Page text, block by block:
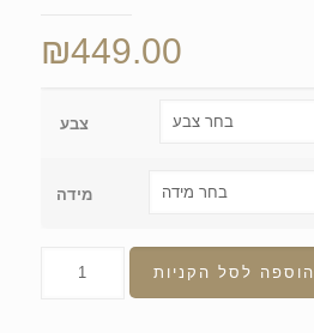
₪449.00
צבע
מידה
הוספה לסל הקניות